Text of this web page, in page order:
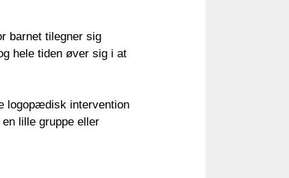
barnet tilegner sig
hele tiden øver sig i at
logopædisk intervention
lille gruppe eller